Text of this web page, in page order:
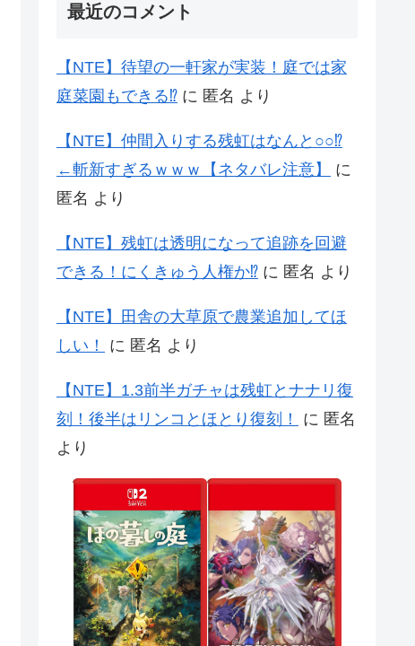
最近のコメント
【NTE】待望の一軒家が実装！庭では家
庭菜園もできる⁉ に 匿名 より
【NTE】仲間入りする残虹はなんと○○⁉
←斬新すぎるｗｗｗ【ネタバレ注意】
に
匿名 より
【NTE】残虹は透明になって追跡を回避
できる！にくきゅう人権か⁉ に 匿名 より
【NTE】田舎の大草原で農業追加してほ
しい！
に 匿名 より
【NTE】1.3前半ガチャは残虹とナナリ復
刻！後半はリンコとほとり復刻！
に 匿名
より